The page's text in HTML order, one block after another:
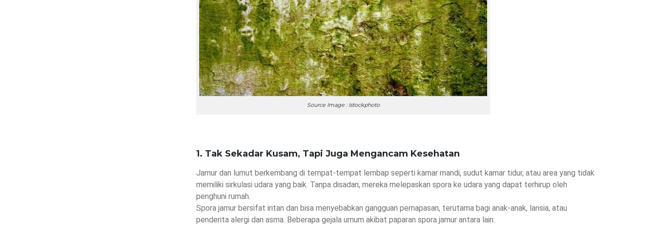
Source Image : Istockphoto
1. Tak Sekadar Kusam, Tapi Juga Mengancam Kesehatan
Jamur dan lumut berkembang di tempat-tempat lembap seperti kamar mandi, sudut kamar tidur, atau area yang tidak
memiliki sirkulasi udara yang baik. Tanpa disadari, mereka melepaskan spora ke udara yang dapat terhirup oleh
penghuni rumah.
Spora jamur bersifat iritan dan bisa menyebabkan gangguan pernapasan, terutama bagi anak-anak, lansia, atau
penderita alergi dan asma. Beberapa gejala umum akibat paparan spora jamur antara lain: